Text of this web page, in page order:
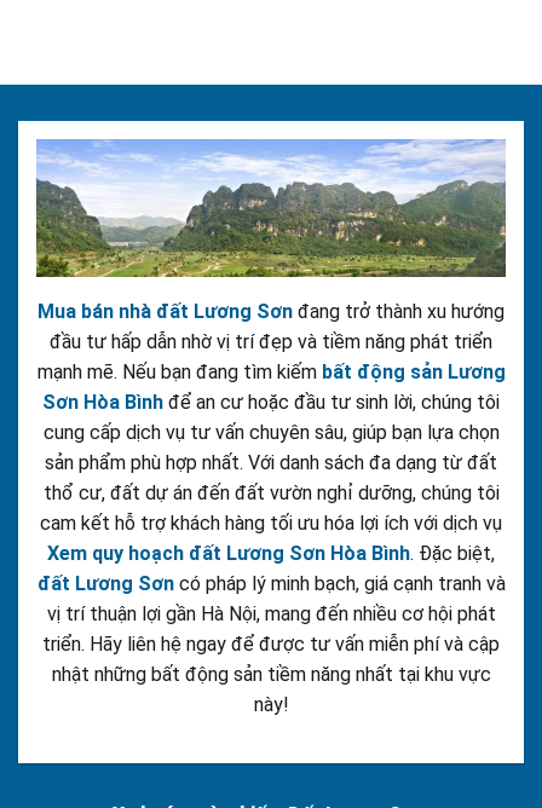
Mua bán nhà đất Lương Sơn đang trở thành xu hướng
đầu tư hấp dẫn nhờ vị trí đẹp và tiềm năng phát triển
mạnh mẽ. Nếu bạn đang tìm kiếm bất động sản Lương
Sơn Hòa Bình để an cư hoặc đầu tư sinh lời, chúng tôi
cung cấp dịch vụ tư vấn chuyên sâu, giúp bạn lựa chọn
sản phẩm phù hợp nhất. Với danh sách đa dạng từ đất
thổ cư, đất dự án đến đất vườn nghỉ dưỡng, chúng tôi
cam kết hỗ trợ khách hàng tối ưu hóa lợi ích với dịch vụ
Xem quy hoạch đất Lương Sơn Hòa Bình. Đặc biệt,
đất Lương Sơncó pháp lý minh bạch, giá cạnh tranh và
vị trí thuận lợi gần Hà Nội, mang đến nhiều cơ hội phát
triển. Hãy liên hệ ngay để được tư vấn miễn phí và cập
nhật những bất động sản tiềm năng nhất tại khu vực
này!